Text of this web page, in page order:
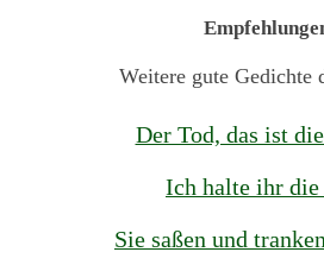
Weitere gute Gedichte
Der Tod, das ist
Ich halte ihr die
Sie saßen und